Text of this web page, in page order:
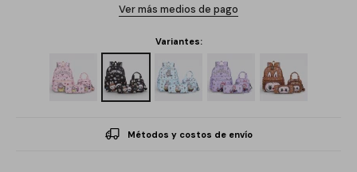
Ver más medios de pago
Variantes:
Métodos y costos de envío